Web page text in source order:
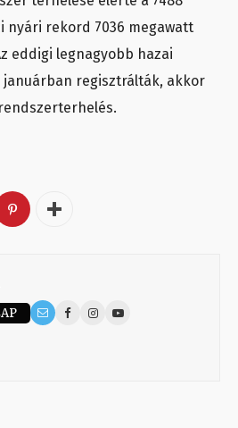
nyári rekord 7036 megawatt
eddigi legnagyobb hazai
regisztrálták, akkor